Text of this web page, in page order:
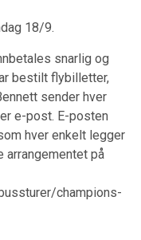
18/9.
snarlig og
bestilt flybilletter,
sender hver
e-post. E-posten
hver enkelt legger
arrangementet på
champions-